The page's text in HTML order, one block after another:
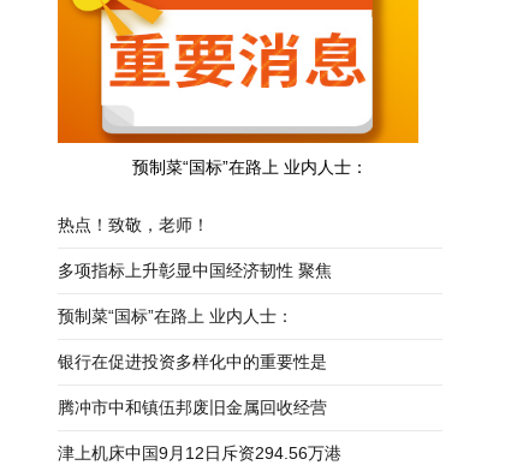
预制菜“国标”在路上 业内人士：
热点！致敬，老师！
多项指标上升彰显中国经济韧性 聚焦
预制菜“国标”在路上 业内人士：
银行在促进投资多样化中的重要性是
腾冲市中和镇伍邦废旧金属回收经营
津上机床中国9月12日斥资294.56万港